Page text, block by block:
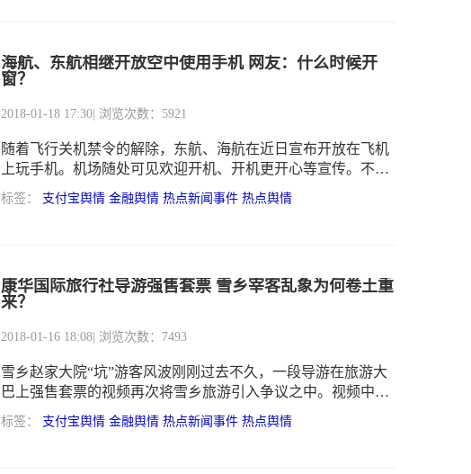
海航、东航相继开放空中使用手机 网友：什么时候开
窗？
2018-01-18 17:30 | 浏览次数：5921
随着飞行关机禁令的解除，东航、海航在近日宣布开放在飞机
上玩手机。机场随处可见欢迎开机、开机更开心等宣传。不少
旅客都分享了在空中玩手机、空中WiFi上网的心情。据最新消
息，春秋航空将从2月1日起放开手机飞行模式限制。南航宣
标签： 支付宝舆情 金融舆情 热点新闻事件 热点舆情
康华国际旅行社导游强售套票 雪乡宰客乱象为何卷土重
来？
2018-01-16 18:08 | 浏览次数：7493
雪乡赵家大院“坑”游客风波刚刚过去不久，一段导游在旅游大
巴上强售套票的视频再次将雪乡旅游引入争议之中。视频中，
这名导游声称“中国雪乡这个地方，一年12个月，它只营业3个
月，所以经常有人说的一句话‘九个月磨刀，三个月宰羊’，谁
标签： 支付宝舆情 金融舆情 热点新闻事件 热点舆情